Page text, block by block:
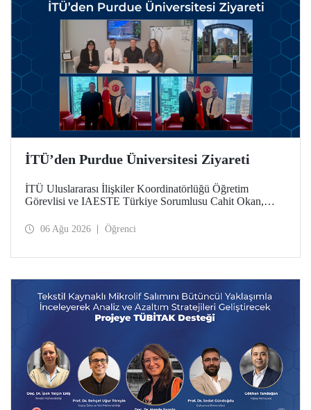
İTÜ’den Purdue Üniversitesi Ziyareti
İTÜ Uluslararası İlişkiler Koordinatörlüğü Öğretim
Görevlisi ve IAESTE Türkiye Sorumlusu Cahit Okan,
Temmuz tarihlerinde ABD’de dünyanın önde gelen
06 Ağu 2026 Öğrenci